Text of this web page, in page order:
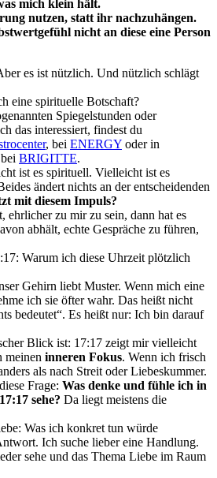
mich klein hält.
nutzen, statt ihr nachzuhängen.
nicht an diese eine Person
es ist nützlich. Und nützlich schlägt
eine spirituelle Botschaft?
Spiegelstunden oder
das interessiert, findest du
, bei ENERGY oder in
BRIGITTE.
ist es spirituell. Vielleicht ist es
ändert nichts an der entscheidenden
mit diesem Impuls?
zu mir zu sein, dann hat es
abhält, echte Gespräche zu führen,
Warum ich diese Uhrzeit plötzlich
Gehirn liebt Muster. Wenn mich eine
ich sie öfter wahr. Das heißt nicht
bedeutet“. Es heißt nur: Ich bin darauf
Blick ist: 17:17 zeigt mir vielleicht
meinen inneren Fokus. Wenn ich frisch
als nach Streit oder Liebeskummer.
Frage: Was denke und fühle ich in
sehe? Da liegt meistens die
Was ich konkret tun würde
Ich suche lieber eine Handlung.
sehe und das Thema Liebe im Raum